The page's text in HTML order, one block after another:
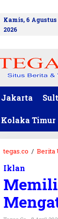
Kamis, 6 Agustus
2026
Jakarta
Kolaka Timur
tegas.co / Berita
Iklan